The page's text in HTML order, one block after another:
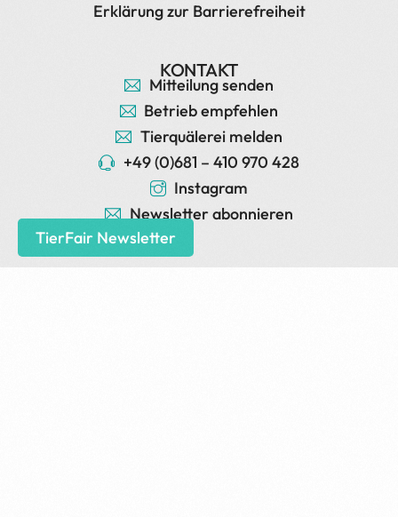
Erklärung zur Barrierefreiheit
KONTAKT
Mitteilung senden
Betrieb empfehlen
Tierquälerei melden
+49 (0)681 – 410 970 428
Instagram
Newsletter abonnieren
TierFair Newsletter